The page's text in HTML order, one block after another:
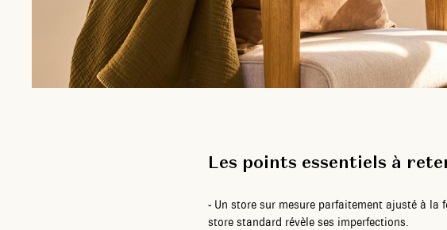
Les points essentiels à
- Un store sur mesure parfaitement ajusté à la
store standard révèle ses imperfections.